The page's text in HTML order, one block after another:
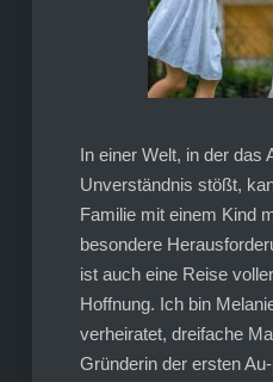
In einer Welt, in der das
Unverständnis stößt,
Familie mit einem Kind
besondere
ist auch eine Reise
Hoffnung. Ich bin
verheiratet, dreifache
Gründerin der ersten